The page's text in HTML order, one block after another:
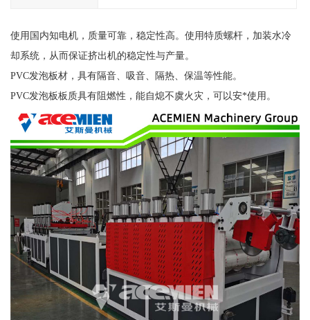
使用国内知电机，质量可靠，稳定性高。使用特质螺杆，加装水冷
却系统，从而保证挤出机的稳定性与产量。
PVC发泡板材，具有隔音、吸音、隔热、保温等性能。
PVC发泡板板质具有阻燃性，能自熄不虞火灾，可以安*使用。